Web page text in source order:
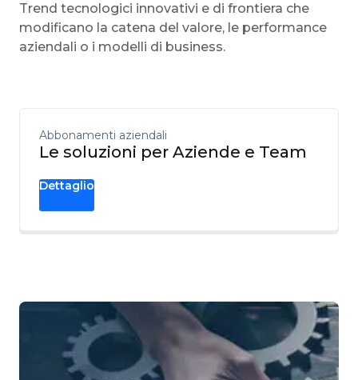
Trend tecnologici innovativi e di frontiera che
modificano la catena del valore, le performance
aziendali o i modelli di business.
Abbonamenti aziendali
Le soluzioni per Aziende e Team
Dettaglio